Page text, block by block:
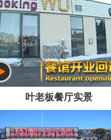
叶老板餐厅实景